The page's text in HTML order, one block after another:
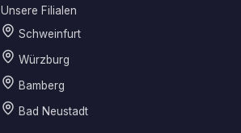
Unsere Filialen
Schweinfurt
Würzburg
Bamberg
Bad Neustadt